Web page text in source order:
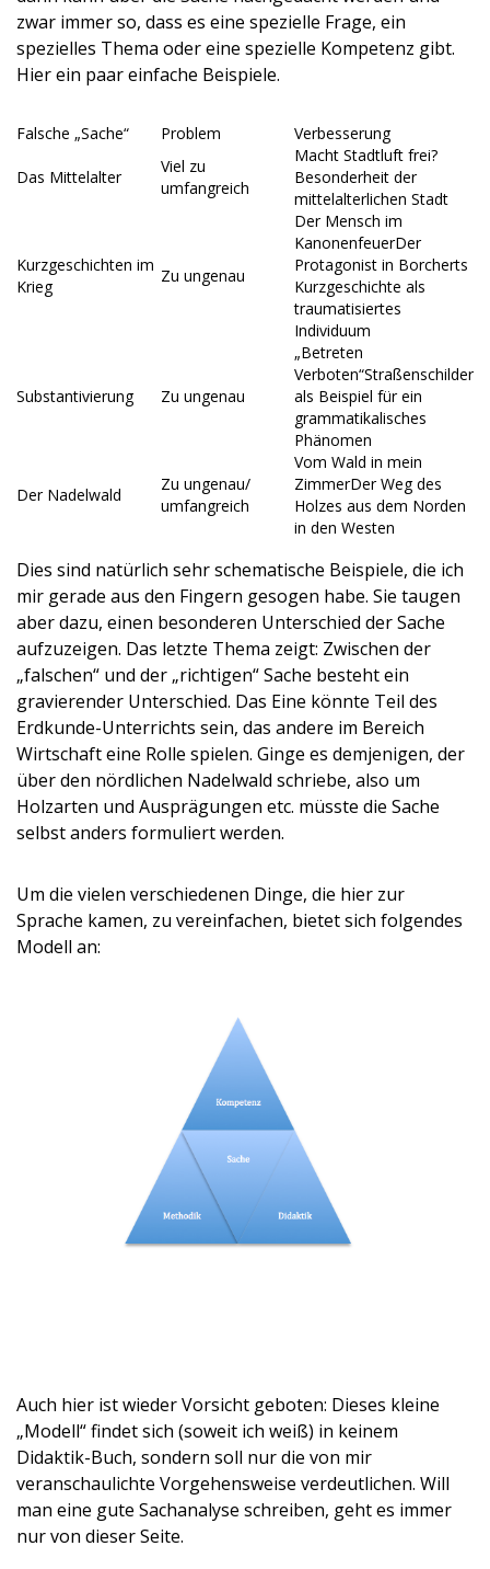
zwar immer so, dass es eine spezielle Frage, ein
spezielles Thema oder eine spezielle Kompetenz gibt.
Hier ein paar einfache Beispiele.
Falsche „Sache“ Problem Verbesserung
Das Mittelalter
Viel zu
umfangreich
Macht Stadtluft frei?
Besonderheit der
mittelalterlichen Stadt
Kurzgeschichten im
Krieg
Zu ungenau
Der Mensch im
KanonenfeuerDer
Protagonist in Borcherts
Kurzgeschichte als
traumatisiertes
Individuum
Substantivierung Zu ungenau
„Betreten
Verboten“Straßenschilder
als Beispiel für ein
grammatikalisches
Phänomen
Der Nadelwald
Zu ungenau/
umfangreich
Vom Wald in mein
ZimmerDer Weg des
Holzes aus dem Norden
in den Westen
Dies sind natürlich sehr schematische Beispiele, die ich
mir gerade aus den Fingern gesogen habe. Sie taugen
aber dazu, einen besonderen Unterschied der Sache
aufzuzeigen. Das letzte Thema zeigt: Zwischen der
„falschen“ und der „richtigen“ Sache besteht ein
gravierender Unterschied. Das Eine könnte Teil des
Erdkunde-Unterrichts sein, das andere im Bereich
Wirtschaft eine Rolle spielen. Ginge es demjenigen, der
über den nördlichen Nadelwald schriebe, also um
Holzarten und Ausprägungen etc. müsste die Sache
selbst anders formuliert werden.
Um die vielen verschiedenen Dinge, die hier zur
Sprache kamen, zu vereinfachen, bietet sich folgendes
Modell an:
Auch hier ist wieder Vorsicht geboten: Dieses kleine
„Modell“ findet sich (soweit ich weiß) in keinem
Didaktik-Buch, sondern soll nur die von mir
veranschaulichte Vorgehensweise verdeutlichen. Will
man eine gute Sachanalyse schreiben, geht es immer
nur von dieser Seite.